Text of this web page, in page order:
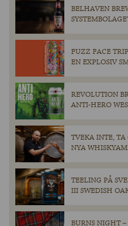
BELHAVEN
FUZZ FACE
EN EXPLOSIV
REVOLUTION
ANTI-HERO
TVEKA INTE,
NYA
TEELING PÅ
III SWEDISH
BURNS NIGHT